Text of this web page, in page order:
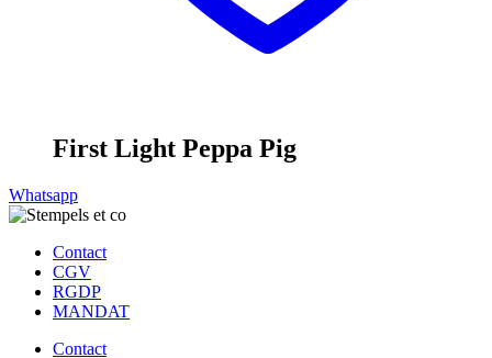
First Light Peppa Pig
Whatsapp
Contact
CGV
RGDP
MANDAT
Contact